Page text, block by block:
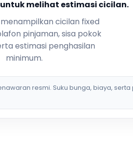
untuk melihat estimasi cicilan.
menampilkan cicilan fixed
pinjaman, sisa pokok
estimasi penghasilan
minimum.
resmi. Suku bunga, biaya,